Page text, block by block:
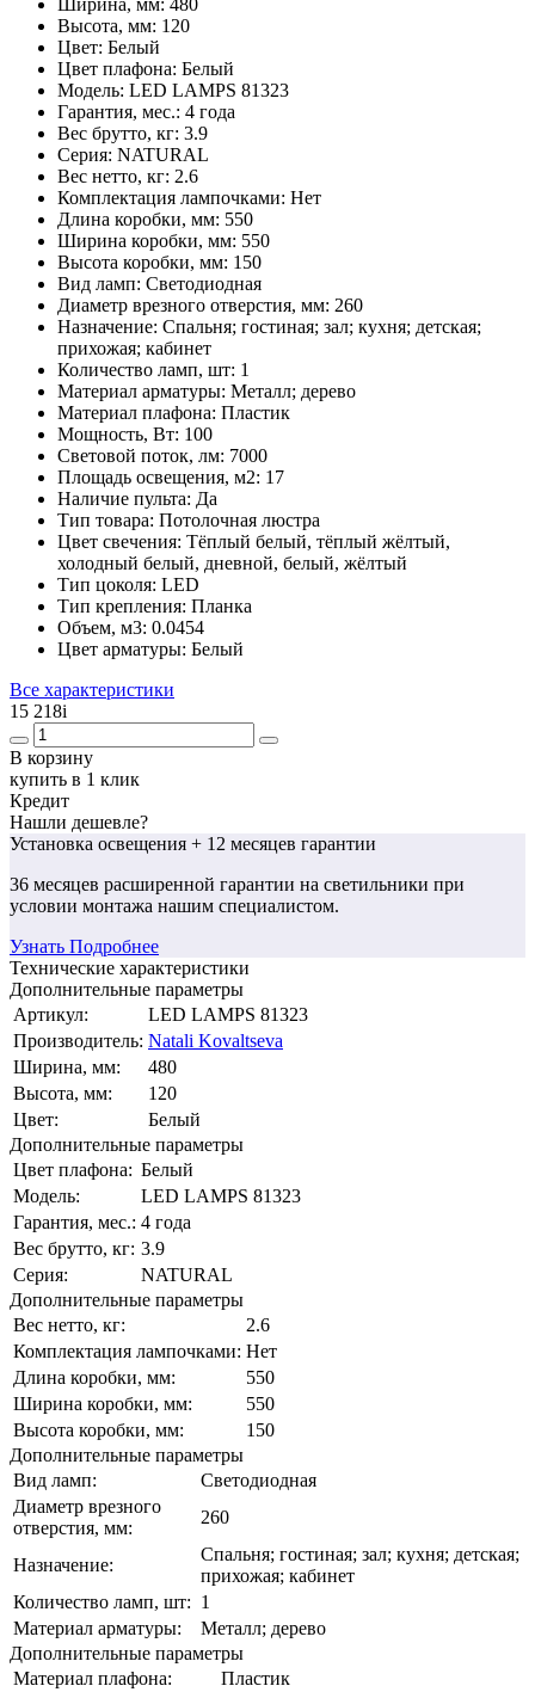
Высота, мм: 120
Цвет: Белый
Цвет плафона: Белый
Модель: LED LAMPS 81323
Гарантия, мес.: 4 года
Вес брутто, кг: 3.9
Серия: NATURAL
Вес нетто, кг: 2.6
Комплектация лампочками: Нет
Длина коробки, мм: 550
Ширина коробки, мм: 550
Высота коробки, мм: 150
Вид ламп: Светодиодная
Диаметр врезного отверстия, мм: 260
Назначение: Спальня; гостиная; зал; кухня; детская;
прихожая; кабинет
Количество ламп, шт: 1
Материал арматуры: Металл; дерево
Материал плафона: Пластик
Мощность, Вт: 100
Световой поток, лм: 7000
Площадь освещения, м2: 17
Наличие пульта: Да
Тип товара: Потолочная люстра
Цвет свечения: Тёплый белый, тёплый жёлтый,
холодный белый, дневной, белый, жёлтый
Тип цоколя: LED
Тип крепления: Планка
Объем, м3: 0.0454
Цвет арматуры: Белый
Все характеристики
15 218i
В корзину
купить в 1 клик
Кредит
Нашли дешевле?
Установка освещения + 12 месяцев гарантии
36 месяцев расширенной гарантии на светильники при
условии монтажа нашим специалистом.
Узнать Подробнее
Технические характеристики
Дополнительные параметры
Артикул:
LED LAMPS 81323
Производитель: Natali Kovaltseva
Ширина, мм:
480
Высота, мм:
120
Цвет:
Белый
Дополнительные параметры
Цвет плафона: Белый
Модель:
LED LAMPS 81323
Гарантия, мес.: 4 года
Вес брутто, кг: 3.9
Серия:
NATURAL
Дополнительные параметры
Вес нетто, кг:
2.6
Комплектация лампочками: Нет
Длина коробки, мм:
550
Ширина коробки, мм:
550
Высота коробки, мм:
150
Дополнительные параметры
Вид ламп:
Светодиодная
Диаметр врезного
отверстия, мм:
260
Назначение:
Спальня; гостиная; зал; кухня; детская;
прихожая; кабинет
Количество ламп, шт: 1
Материал арматуры:
Металл; дерево
Дополнительные параметры
Материал плафона:
Пластик